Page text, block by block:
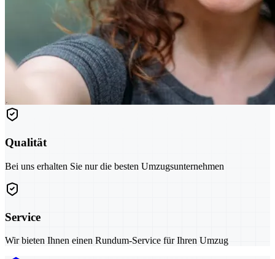
Qualität
Bei uns erhalten Sie nur die besten Umzugsunternehmen
Service
Wir bieten Ihnen einen Rundum-Service für Ihren Umzug